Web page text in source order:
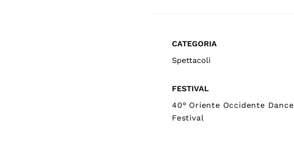
CATEGORIA
Spettacoli
FESTIVAL
40° Oriente Occidente Dance
Festival